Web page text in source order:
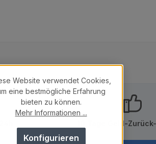
10 Tage Geld-
Website verwendet Cookies,
eine bestmögliche Erfahrung
bieten zu können.
Mehr Informationen ...
Konfigurieren